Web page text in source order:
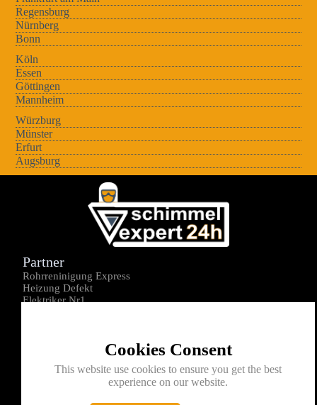
Regensburg
Nürnberg
Bonn
Köln
Essen
Göttingen
Mannheim
Würzburg
Münster
Erfurt
Augsburg
Cookies Consent
This website use cookies to ensure you get the best
experience on our website.
Partner
Rohrreninigung Express
Heizung Defekt
Elektriker Nr1
Kontakt